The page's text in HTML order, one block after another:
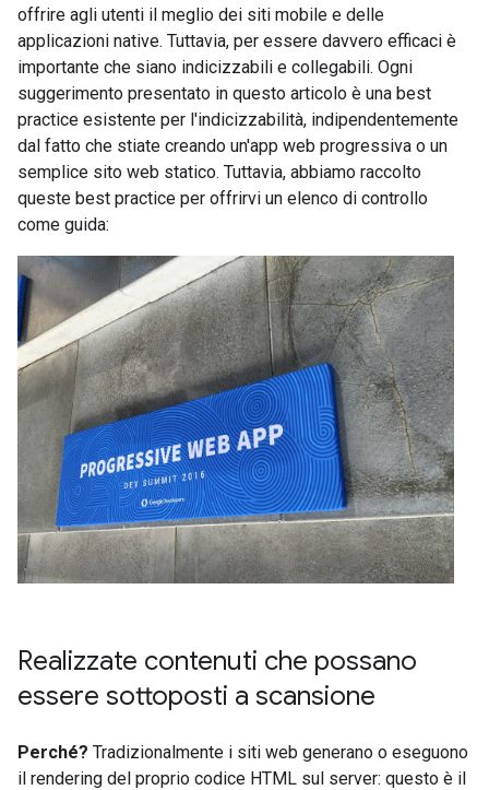
offrire agli utenti il meglio dei siti mobile e delle
applicazioni native. Tuttavia, per essere davvero efficaci è
importante che siano indicizzabili e collegabili. Ogni
suggerimento presentato in questo articolo è una best
practice esistente per l'indicizzabilità, indipendentemente
dal fatto che stiate creando un'app web progressiva o un
semplice sito web statico. Tuttavia, abbiamo raccolto
queste best practice per offrirvi un elenco di controllo
come guida:
Realizzate contenuti che possano
essere sottoposti a scansione
Perché? Tradizionalmente i siti web generano o eseguono
il rendering del proprio codice HTML sul server: questo è il